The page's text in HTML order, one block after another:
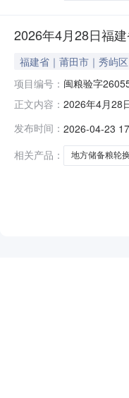
2026年4月28日福
福建省｜莆田市｜秀屿区
项目编号： 闽粮验字
正文内容： 2026年4月28
量以交易会当
发布时间： 2026-04-23
相关产品：
地方储备粮轮换